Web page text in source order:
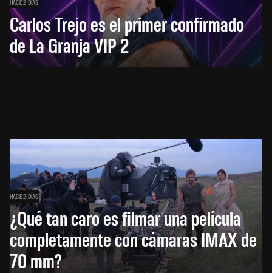
HACE 2 DÍAS
Carlos Trejo es el primer confirmado
de La Granja VIP 2
HACE 2 DÍAS
¿Qué tan caro es filmar una película
completamente con cámaras IMAX de
70 mm?